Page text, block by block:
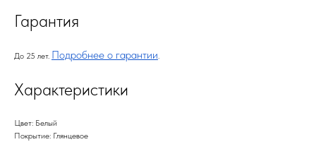
Гарантия
До 25 лет. Подробнее о гарантии.
Характеристики
Цвет: Белый
Покрытие: Глянцевое